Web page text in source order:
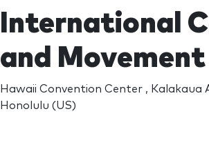
International
and
Hawaii Convention Center , Kalakaua
Honolulu (US)